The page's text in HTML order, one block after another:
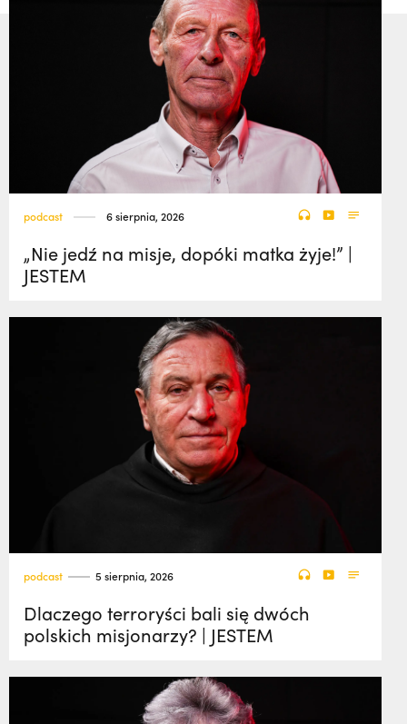
podcast 6 sierpnia, 2026
„Nie jedź na misje, dopóki matka żyje!” |
JESTEM
podcast 5 sierpnia, 2026
Dlaczego terroryści bali się dwóch
polskich misjonarzy? | JESTEM